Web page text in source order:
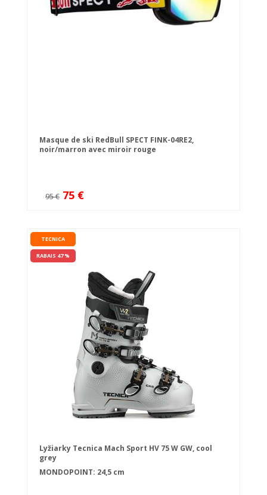
Masque de ski RedBull SPECT FINK-04RE2,
noir/marron avec miroir rouge
95 € 75 €
TECNICA
RABAIS 47 %
Lyžiarky Tecnica Mach Sport HV 75 W GW, cool
grey
MONDOPOINT: 24,5 cm